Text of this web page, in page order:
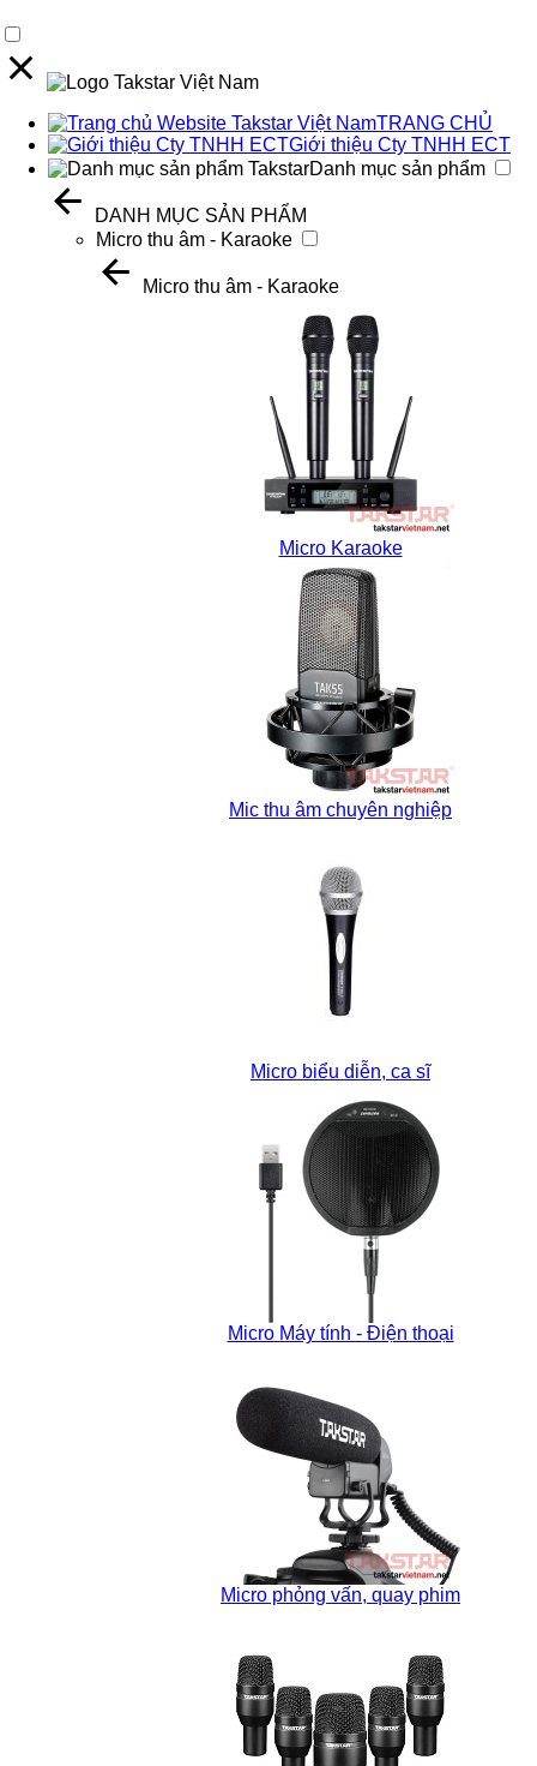
TRANG CHỦ
Giới thiệu Cty TNHH ECT
Danh mục sản phẩm
DANH MỤC SẢN PHẨM
Micro thu âm - Karaoke
Micro thu âm - Karaoke
Micro Karaoke
Mic thu âm chuyên nghiệp
Micro biểu diễn, ca sĩ
Micro Máy tính - Điện thoại
Micro phỏng vấn, quay phim